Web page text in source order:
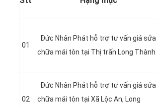
01
Đức Nhân Phát hỗ trợ tư vấn giá sửa
chữa mái tôn tại Thị trấn Long Thành
02
Đức Nhân Phát hỗ trợ tư vấn giá sửa
chữa mái tôn tại Xã Lộc An, Long